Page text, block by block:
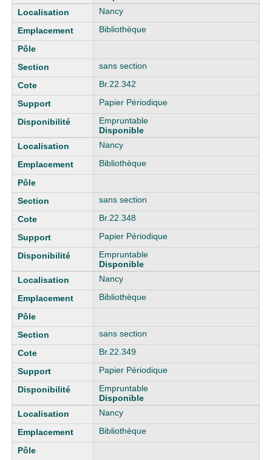
Nancy
Bibliothèque
sans section
Br.22.342
Papier Périodique
Empruntable
Disponible
Nancy
Bibliothèque
sans section
Br.22.348
Papier Périodique
Empruntable
Disponible
Nancy
Bibliothèque
sans section
Br.22.349
Papier Périodique
Empruntable
Disponible
Nancy
Bibliothèque